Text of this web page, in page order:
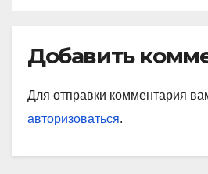
Добавить
Для отправки комментария
авторизоваться.